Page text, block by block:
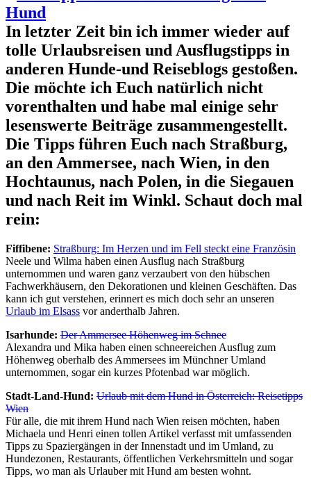
In letzter Zeit bin ich immer wieder auf
tolle Urlaubsreisen und Ausflugstipps in
anderen Hunde-und Reiseblogs gestoßen.
Die möchte ich Euch natürlich nicht
vorenthalten und habe mal einige sehr
lesenswerte Beiträge zusammengestellt.
Die Tipps führen Euch nach Straßburg,
an den Ammersee, nach Wien, in den
Hochtaunus, nach Polen, in die Siegauen
und nach Reit im Winkl. Schaut doch mal
rein:
Fiffibene: Straßburg: Im Herzen und im Fell steckt eine Französin
Neele und Wilma haben einen Ausflug nach Straßburg
unternommen und waren ganz verzaubert von den hübschen
Fachwerkhäusern, den Dekorationen und kleinen Geschäften. Das
kann ich gut verstehen, erinnert es mich doch sehr an unseren
Urlaub im Elsass vor anderthalb Jahren.
Isarhunde: Der Ammersee Höhenweg im Schnee
Alexandra und Mika haben einen schneereichen Ausflug zum
Höhenweg oberhalb des Ammersees im Münchner Umland
unternommen, sogar ein kurzes Pfotenbad war möglich.
Stadt-Land-Hund: Urlaub mit dem Hund in Österreich: Reisetipps
Wien
Für alle, die mit ihrem Hund nach Wien reisen möchten, haben
Michaela und Henri einen tollen Artikel verfasst mit umfassenden
Tipps zu Spaziergängen in der Innenstadt und im Umland, zu
Hundezonen, Restaurants, öffentlichen Verkehrsmitteln und sogar
Tipps, wo man als Urlauber mit Hund am besten wohnt.